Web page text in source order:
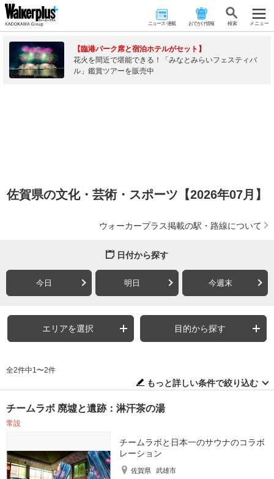
ニュース･連載 おでかけ情報 検 索 メニュー
【臨港パーク席と宿泊ホテルがセット】
花火を間近で堪能できる！「みなとみらいフェスティバ
ル」鑑賞ツアーを販売中
佐賀県の文化・芸術・スポーツ【2026年07月】
ウォーカープラス掲載の駅・路線について
日付から探す
今日 明日 今週末
エリアを選択 目的から探す
全2件中1〜2件
もっと詳しい条件で絞り込む
チームラボ 廃墟と遺跡：淋汗茶の湯
常設
チームラボと日本一のサウナのコラボ
レーション
佐賀県
武雄市